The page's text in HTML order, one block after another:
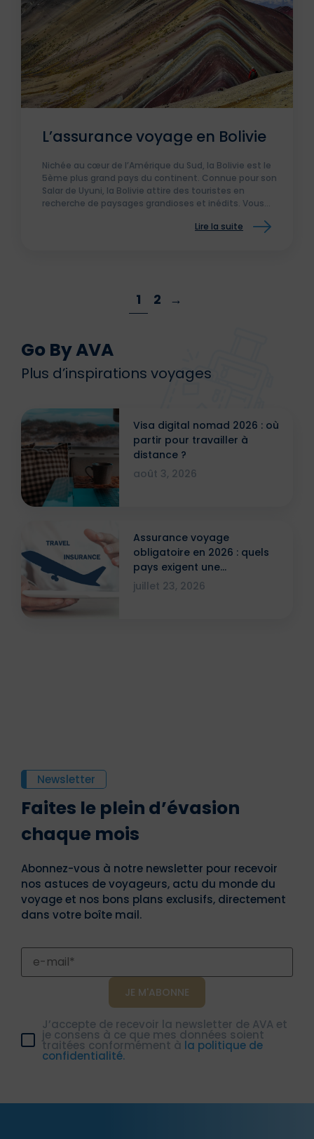
L’assurance voyage en Bolivie
Nichée au cœur de l’Amérique du Sud, la Bolivie est le
5ème plus grand pays du continent. Connue pour son
Salar de Uyuni, la Bolivie attire des touristes en
recherche de paysages grandioses et inédits. Vous
Lire la suite
1 2 →
Go By AVA
Plus d’inspirations voyages
Visa digital nomad 2026 : où
partir pour travailler à
distance ?
août 3, 2026
Assurance voyage
obligatoire en 2026 : quels
pays exigent une
attestation ?
juillet 23, 2026
Newsletter
Faites le plein d’évasion
chaque mois
Abonnez-vous à notre newsletter pour recevoir
nos astuces de voyageurs, actu du monde du
voyage et nos bons plans exclusifs, directement
dans votre boîte mail.
J’accepte de recevoir la newsletter de AVA et
je consens à ce que mes données soient
traitées conformément à la politique de
confidentialité.